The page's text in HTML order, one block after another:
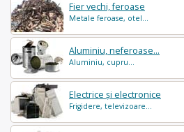
Fier vechi, feroase
Metale feroase, otel...
Aluminiu, neferoase...
Aluminiu, cupru...
Electrice și electronice
Frigidere, televizoare...